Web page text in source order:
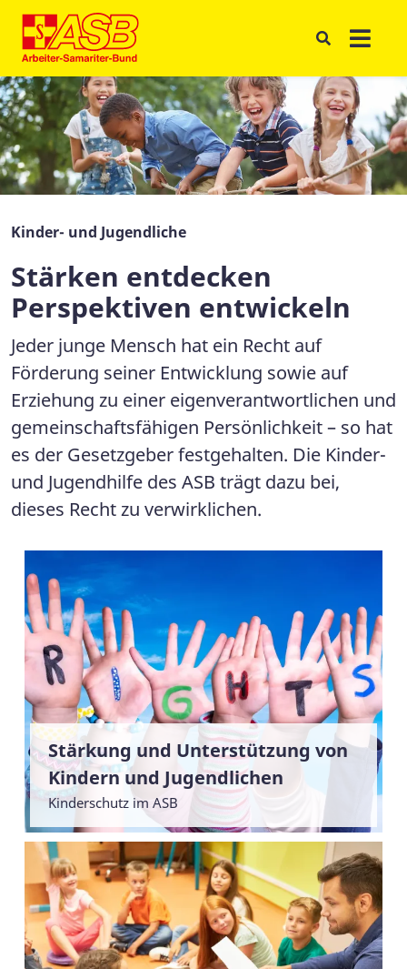
Kinder- und Jugendliche
Stärken entdecken
Perspektiven entwickeln
Jeder junge Mensch hat ein Recht auf
Förderung seiner Entwicklung sowie auf
Erziehung zu einer eigenverantwortlichen und
gemeinschaftsfähigen Persönlichkeit – so hat
es der Gesetzgeber festgehalten. Die Kinder-
und Jugendhilfe des ASB trägt dazu bei,
dieses Recht zu verwirklichen.
Stärkung und Unterstützung von
Kindern und Jugendlichen
Kinderschutz im ASB